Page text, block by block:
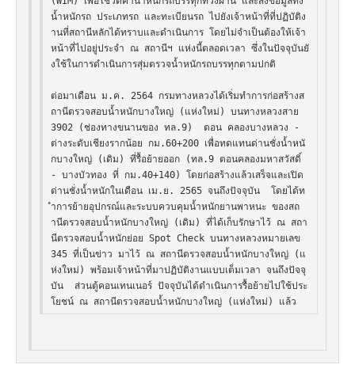
น้ำหนักรถ ประเภทรถ และทะเบียนรถ ไปยังเจ้าหน้าที่ที่ปฏิบัติง
านที่สถานีหลักได้ทราบและดำเนินการ โดยไม่จำเป็นต้องให้เจ้า
หน้าที่ไปอยู่ประจำ ณ สถานีฯ แห่งนี้ตลอดเวลา ซึ่งในปัจจุบันยั
งใช้ในการดำเนินการสุ่มตรวจน้ำหนักรถบรรทุกตามปกติ
ต่อมาเดือน ม.ค. 2564 กรมทางหลวงได้เริ่มทำการก่อสร้างส
ถานีตรวจสอบน้ำหนักบางใหญ่ (แห่งใหม่) บนทางหลวงสาย
3902 (ช่องทางขนานของ ทล.9)  ตอน คลองบางหลวง -
ต่างระดับเชียงรากน้อย กม.60+200 เพื่อทดแทนด่านชั่งน้ำหนั
กบางใหญ่ (เดิม) ที่รื้อย้ายออก (ทล.9 ตอนคลองมหาสวัสดิ์
- บางบัวทอง ที่ กม.40+140) โดยก่อสร้างแล้วเสร็จและเปิด
ด่านชั่งน้ำหนักในเดือน เม.ย. 2565 จนถึงปัจจุบัน  โดยได้ท
ำการย้ายอุปกรณ์และระบบควบคุมน้ำหนักยานพาหนะ ของสถ
านีตรวจสอบน้ำหนักบางใหญ่ (เดิม) ที่ได้เก็บรักษาไว้ ณ สถา
นีตรวจสอบน้ำหนักย่อย Spot Check บนทางหลวงหมายเลข
345 ที่เป็นข่าว มาไว้ ณ สถานีตรวจสอบน้ำหนักบางใหญ่ (แ
ห่งใหม่) พร้อมเจ้าหน้าที่มาปฏิบัติงานแบบเต็มเวลา จนถึงปัจจุ
บัน  ส่วนตู้คอนเทนเนอร์ ปัจจุบันได้ดำเนินการรื้อย้ายไปใช้ประ
โยชน์ ณ สถานีตรวจสอบน้ำหนักบางใหญ่ (แห่งใหม่) แล้ว